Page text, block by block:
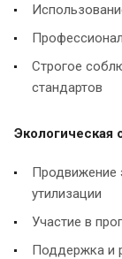
Строгое
стандартов
Экологическая
Продвижение
утилизации
Участие в
Поддержка и